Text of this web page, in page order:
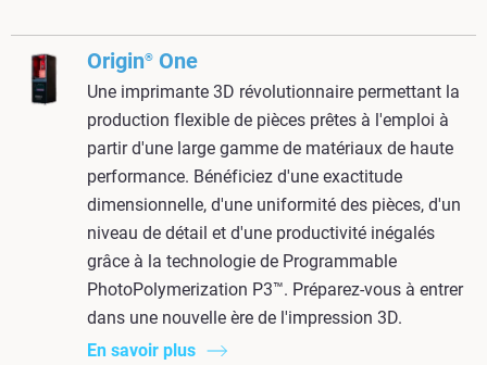
Origin® One
Une imprimante 3D révolutionnaire permettant la
production flexible de pièces prêtes à l'emploi à
partir d'une large gamme de matériaux de haute
performance. Bénéficiez d'une exactitude
dimensionnelle, d'une uniformité des pièces, d'un
niveau de détail et d'une productivité inégalés
grâce à la technologie de Programmable
PhotoPolymerization P3™. Préparez-vous à entrer
dans une nouvelle ère de l'impression 3D.
En savoir plus